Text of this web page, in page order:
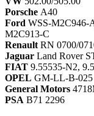
Porsche A40
Ford WSS-M2C946-
M2C913-C
Renault RN 0700/
Jaguar Land Rover
FIAT 9.55535-N2,
OPEL GM-LL-B-025
General Motors
PSA B71 2296